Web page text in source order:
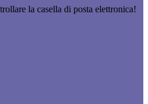
la casella di posta elettronica!